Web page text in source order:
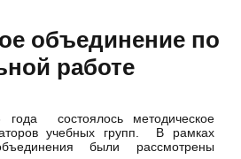
объединение по
работе
состоялось методическое
учебных групп. В рамках
были рассмотрены